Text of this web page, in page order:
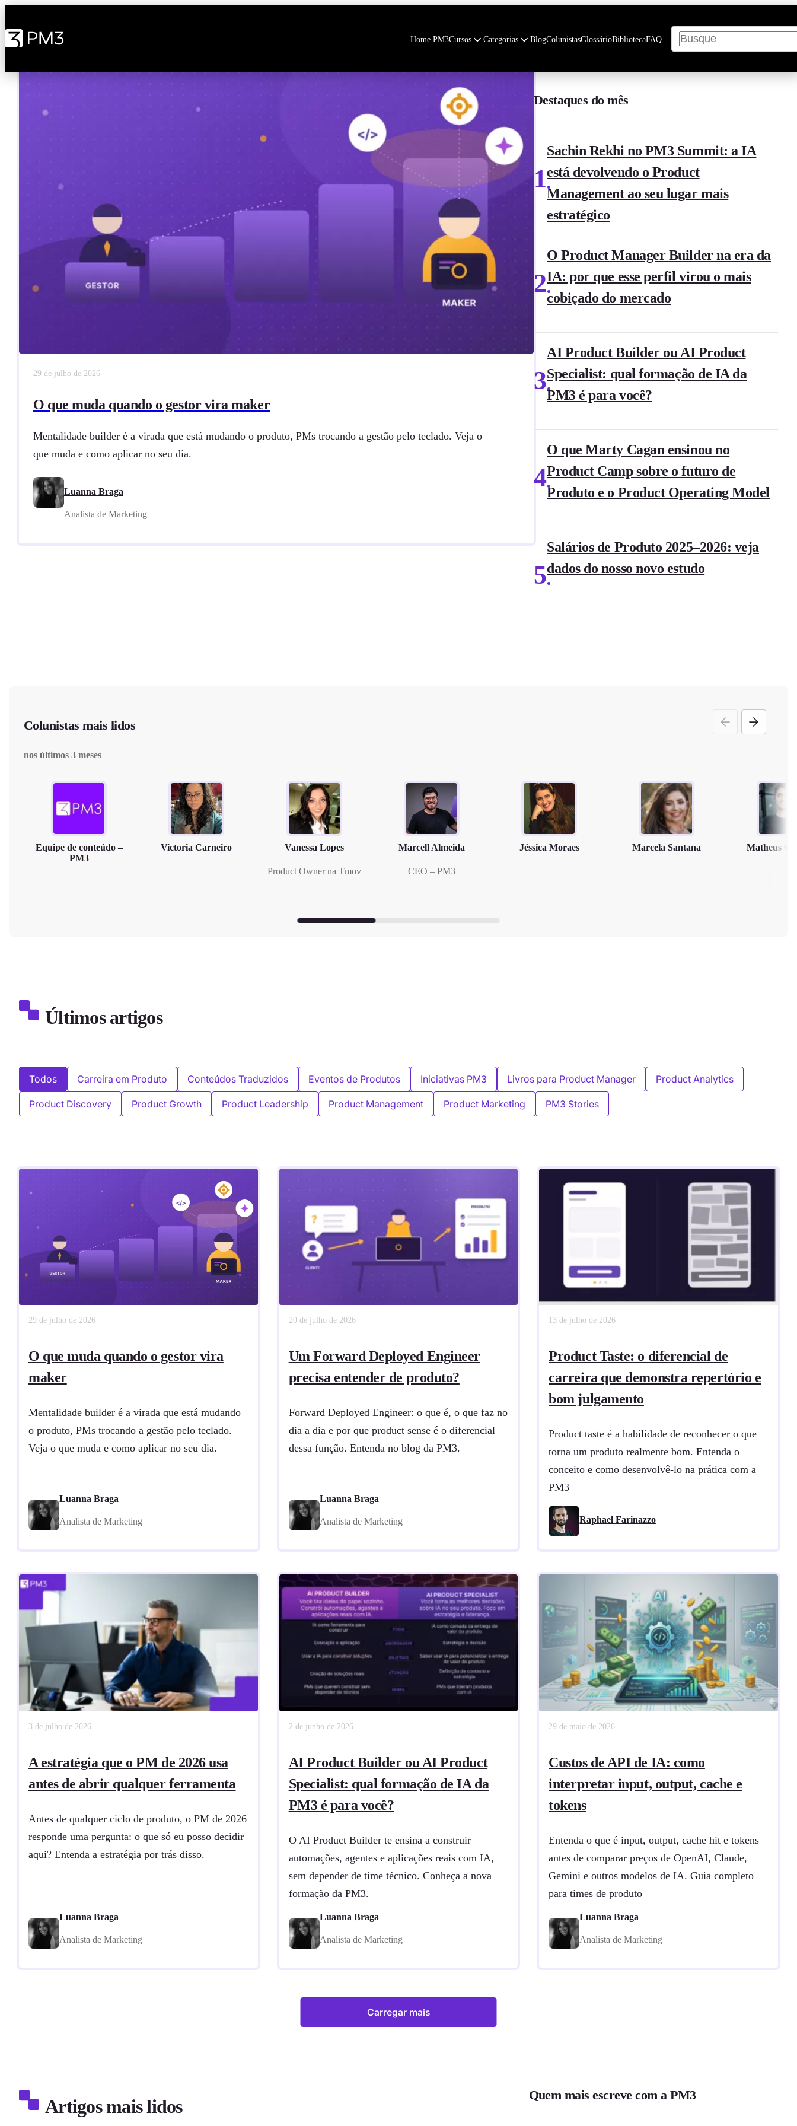
Home PM3Cursos Categorias BlogColunistasGlossárioBibliotecaFAQ
Pesquisar
29 de julho de 2026
O que muda quando o gestor vira maker
Mentalidade builder é a virada que está mudando o produto, PMs trocando a gestão pelo teclado. Veja o
que muda e como aplicar no seu dia.
Luanna Braga
Analista de Marketing
Destaques do mês
1
Sachin Rekhi no PM3 Summit: a IA
está devolvendo o Product
Management ao seu lugar mais
estratégico
2
O Product Manager Builder na era da
IA: por que esse perfil virou o mais
cobiçado do mercado
3
AI Product Builder ou AI Product
Specialist: qual formação de IA da
PM3 é para você?
4
O que Marty Cagan ensinou no
Product Camp sobre o futuro de
Produto e o Product Operating Model
5
Salários de Produto 2025–2026: veja
dados do nosso novo estudo
Colunistas mais lidos
nos últimos 3 meses
Equipe de conteúdo –
PM3
Victoria Carneiro Vanessa Lopes
Product Owner na Tmov
Marcell Almeida
CEO – PM3
Jéssica Moraes Marcela Santana Matheus
Últimos artigos
Todos Carreira em Produto Conteúdos Traduzidos Eventos de Produtos Iniciativas PM3 Livros para Product Manager Product Analytics
Product Discovery Product Growth Product Leadership Product Management Product Marketing PM3 Stories
29 de julho de 2026
O que muda quando o gestor vira
maker
Mentalidade builder é a virada que está mudando
o produto, PMs trocando a gestão pelo teclado.
Veja o que muda e como aplicar no seu dia.
Luanna Braga
Analista de Marketing
20 de julho de 2026
Um Forward Deployed Engineer
precisa entender de produto?
Forward Deployed Engineer: o que é, o que faz no
dia a dia e por que product sense é o diferencial
dessa função. Entenda no blog da PM3.
Luanna Braga
Analista de Marketing
13 de julho de 2026
Product Taste: o diferencial de
carreira que demonstra repertório e
bom julgamento
Product taste é a habilidade de reconhecer o que
torna um produto realmente bom. Entenda o
conceito e como desenvolvê-lo na prática com a
PM3
Raphael Farinazzo
3 de julho de 2026
A estratégia que o PM de 2026 usa
antes de abrir qualquer ferramenta
Antes de qualquer ciclo de produto, o PM de 2026
responde uma pergunta: o que só eu posso decidir
aqui? Entenda a estratégia por trás disso.
Luanna Braga
Analista de Marketing
2 de junho de 2026
AI Product Builder ou AI Product
Specialist: qual formação de IA da
PM3 é para você?
O AI Product Builder te ensina a construir
automações, agentes e aplicações reais com IA,
sem depender de time técnico. Conheça a nova
formação da PM3.
Luanna Braga
Analista de Marketing
29 de maio de 2026
Custos de API de IA: como
interpretar input, output, cache e
tokens
Entenda o que é input, output, cache hit e tokens
antes de comparar preços de OpenAI, Claude,
Gemini e outros modelos de IA. Guia completo
para times de produto
Luanna Braga
Analista de Marketing
Carregar mais
Artigos mais lidos
Quem mais escreve com a PM3